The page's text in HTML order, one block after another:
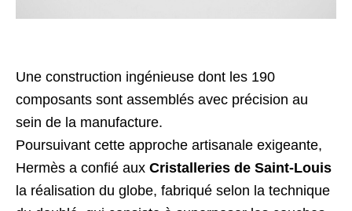
Une construction ingénieuse dont les 190
composants sont assemblés avec précision au
sein de la manufacture.
Poursuivant cette approche artisanale exigeante,
Hermès a confié aux Cristalleries de Saint-Louis
la réalisation du globe, fabriqué selon la technique